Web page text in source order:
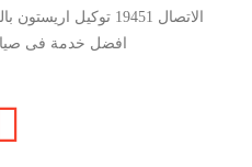
الاتصال 19451 توكيل
افضل خدمة فى